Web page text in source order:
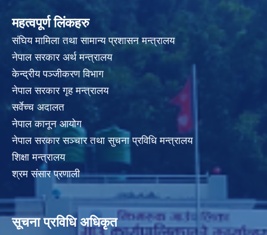
महत्वपूर्ण लिंकहरु
संघिय मामिला तथा सामान्य प्रशासन मन्त्रालय
नेपाल सरकार अर्थ मन्त्रालय
केन्द्रीय पञ्जीकरण विभाग
नेपाल सरकार गृह मन्त्रालय
सर्वेच्च अदालत
नेपाल कानून आयोग
नेपाल सरकार सञ्चार तथा सुचना प्रविधि मन्त्रालय
शिक्षा मन्त्रालय
श्रम संसार प्रणाली
सूचना प्रविधि अधिकृत